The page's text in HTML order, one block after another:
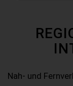
Nah- und